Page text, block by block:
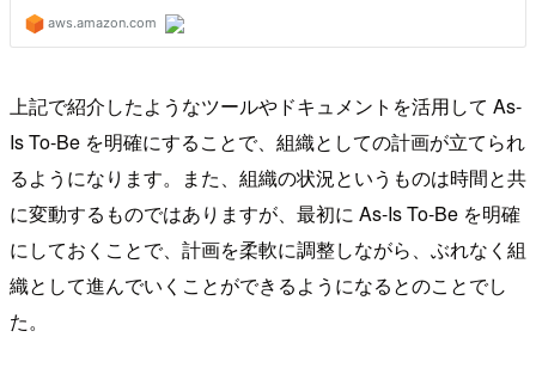
上記で紹介したようなツールやドキュメントを活用して As-
Is To-Be を明確にすることで、組織としての計画が立てられ
るようになります。また、組織の状況というものは時間と共
に変動するものではありますが、最初に As-Is To-Be を明確
にしておくことで、計画を柔軟に調整しながら、ぶれなく組
織として進んでいくことができるようになるとのことでし
た。